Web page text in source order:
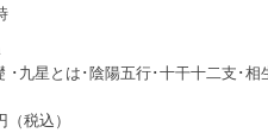
･九星とは･陰陽五行･十干十二支･
税込）